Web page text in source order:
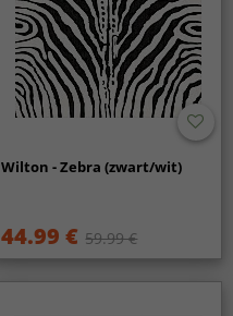
Wilton - Zebra (zwart/wit)
44.99 € 59.99 €